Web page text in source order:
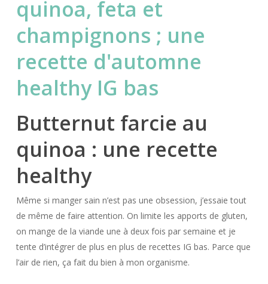
Butternut farcie au
quinoa : une recette
healthy
Même si manger sain n’est pas une obsession, j’essaie tout
de même de faire attention. On limite les apports de gluten,
on mange de la viande une à deux fois par semaine et je
tente d’intégrer de plus en plus de recettes IG bas. Parce que
l’air de rien, ça fait du bien à mon organisme.